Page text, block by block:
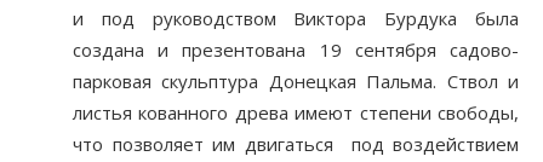
и под руководством Виктора Бурдука была
создана и презентована 19 сентября садово-
парковая скульптура Донецкая Пальма. Ствол и
листья кованного древа имеют степени свободы,
что позволяет им двигаться под воздействием